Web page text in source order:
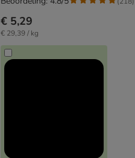
€ 5,29
€ 29,39 / kg